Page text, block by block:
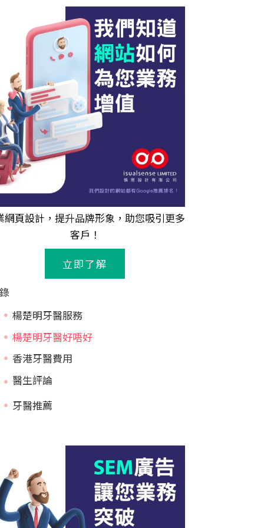
網頁設計 ，提升品牌形象，助您吸引更多
客戶！
立即了解
楊楚明牙醫服務
楊楚明牙醫好唔好
香港牙醫費用
牙醫推薦